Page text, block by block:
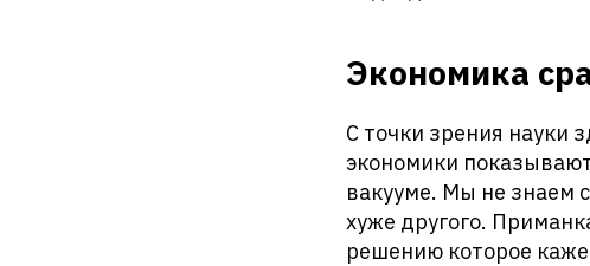
Экономика
С точки зрения науки
экономики
вакууме. Мы не знаем
хуже другого.
решению которое